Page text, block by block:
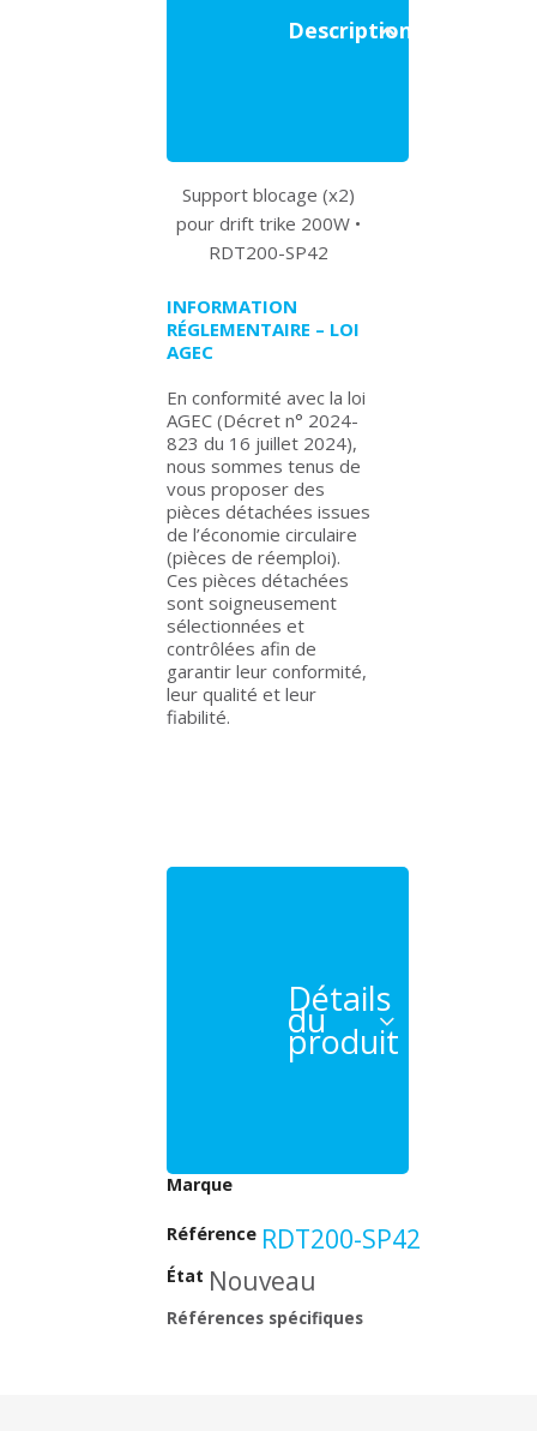
Description
Support blocage (x2)
pour drift trike 200W •
RDT200-SP42
INFORMATION
RÉGLEMENTAIRE – LOI
AGEC
En conformité avec la loi
AGEC (Décret n° 2024-
823 du 16 juillet 2024),
nous sommes tenus de
vous proposer des
pièces détachées issues
de l’économie circulaire
(pièces de réemploi).
Ces pièces détachées
sont soigneusement
sélectionnées et
contrôlées afin de
garantir leur conformité,
leur qualité et leur
fiabilité.
Détails
du
produit
Marque
Référence RDT200-SP42
État Nouveau
Références spécifiques